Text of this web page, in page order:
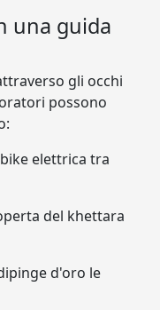
una guida
gli occhi
possono
elettrica tra
del khettara
d'oro le